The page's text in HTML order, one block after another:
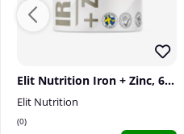
Elit Nutrition Iron + Zinc, 60 caps
Elit Nutrition
0